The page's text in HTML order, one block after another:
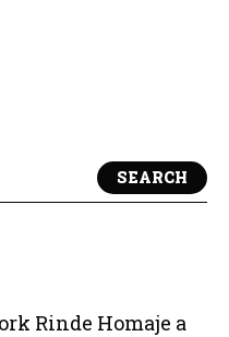
SEARCH
Rinde Homaje a